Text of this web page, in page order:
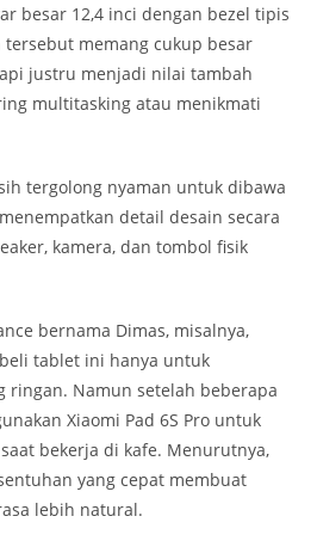
besar 12,4 inci dengan bezel tipis
memang cukup besar
justru menjadi nilai tambah
multitasking atau menikmati
tergolong nyaman untuk dibawa
detail desain secara
kamera, dan tombol fisik
bernama Dimas, misalnya,
tablet ini hanya untuk
ringan. Namun setelah beberapa
Xiaomi Pad 6S Pro untuk
bekerja di kafe. Menurutnya,
yang cepat membuat
lebih natural.